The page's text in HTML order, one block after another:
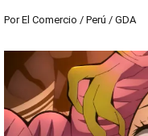
Por El Comercio / Perú / GDA